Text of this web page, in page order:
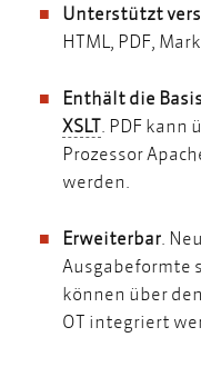
Unterstützt
HTML, PDF,
Enthält die
XSLTXSLT
. PDF
Prozessor
werden.
Erweiterbar .
Ausgabeformte
können über
OT integriert